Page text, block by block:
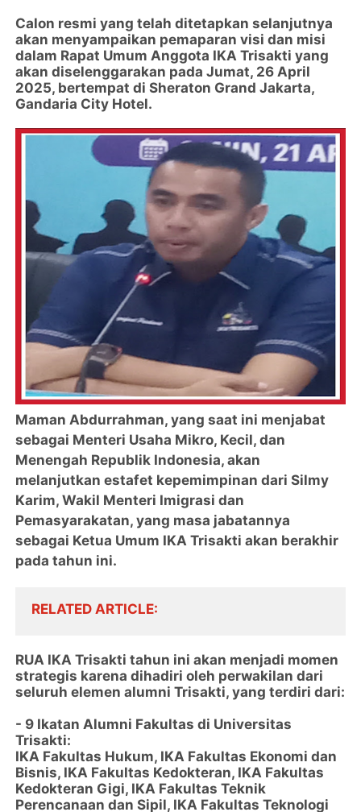
Calon resmi yang telah ditetapkan selanjutnya
akan menyampaikan pemaparan visi dan misi
dalam Rapat Umum Anggota IKA Trisakti yang
akan diselenggarakan pada Jumat, 26 April
2025, bertempat di Sheraton Grand Jakarta,
Gandaria City Hotel.
Maman Abdurrahman, yang saat ini menjabat
sebagai Menteri Usaha Mikro, Kecil, dan
Menengah Republik Indonesia, akan
melanjutkan estafet kepemimpinan dari Silmy
Karim, Wakil Menteri Imigrasi dan
Pemasyarakatan, yang masa jabatannya
sebagai Ketua Umum IKA Trisakti akan berakhir
pada tahun ini.
RELATED ARTICLE
RUA IKA Trisakti tahun ini akan menjadi momen
strategis karena dihadiri oleh perwakilan dari
seluruh elemen alumni Trisakti, yang terdiri dari:
- 9 Ikatan Alumni Fakultas di Universitas
Trisakti:
IKA Fakultas Hukum, IKA Fakultas Ekonomi dan
Bisnis, IKA Fakultas Kedokteran, IKA Fakultas
Kedokteran Gigi, IKA Fakultas Teknik
Perencanaan dan Sipil, IKA Fakultas Teknologi